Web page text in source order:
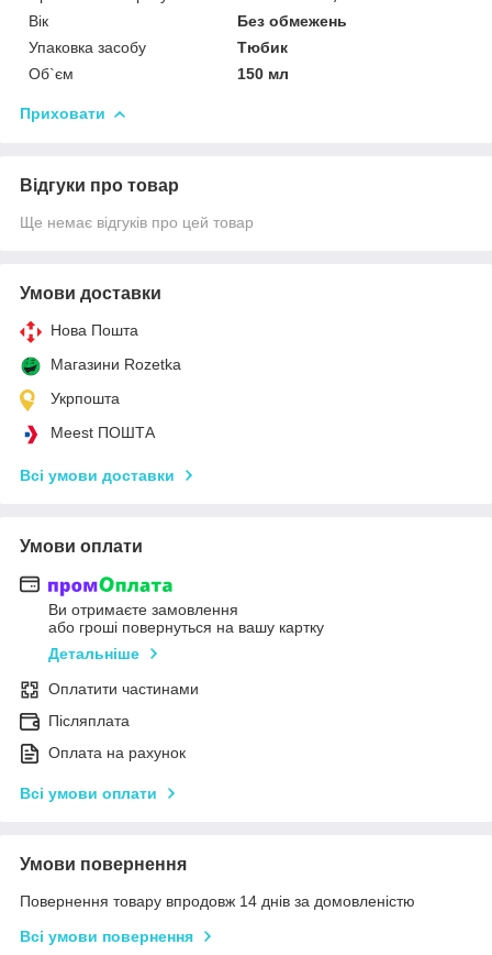
Вік
Без обмежень
Упаковка засобу
Тюбик
Об`єм
150 мл
Приховати
Відгуки про товар
Ще немає відгуків про цей товар
Умови доставки
Нова Пошта
Магазини Rozetka
Укрпошта
Meest ПОШТА
Всі умови доставки
Умови оплати
Ви отримаєте замовлення
або гроші повернуться на вашу картку
Детальніше
Оплатити частинами
Післяплата
Оплата на рахунок
Всі умови оплати
Умови повернення
Повернення товару впродовж 14 днів за домовленістю
Всі умови повернення